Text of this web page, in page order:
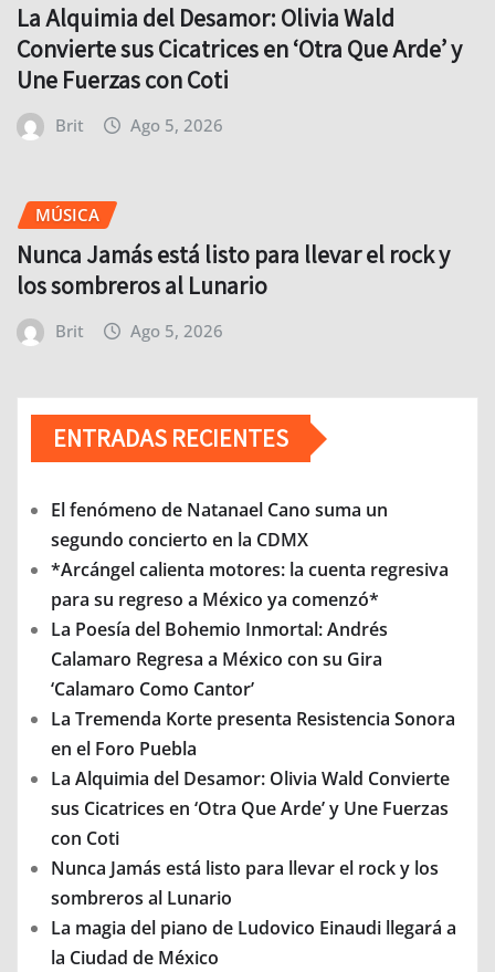
La Alquimia del Desamor: Olivia Wald
Convierte sus Cicatrices en ‘Otra Que Arde’ y
Une Fuerzas con Coti
Brit Ago 5, 2026
MÚSICA
Nunca Jamás está listo para llevar el rock y
los sombreros al Lunario
Brit Ago 5, 2026
ENTRADAS RECIENTES
El fenómeno de Natanael Cano suma un
segundo concierto en la CDMX
*Arcángel calienta motores: la cuenta regresiva
para su regreso a México ya comenzó*
La Poesía del Bohemio Inmortal: Andrés
Calamaro Regresa a México con su Gira
‘Calamaro Como Cantor’
La Tremenda Korte presenta Resistencia Sonora
en el Foro Puebla
La Alquimia del Desamor: Olivia Wald Convierte
sus Cicatrices en ‘Otra Que Arde’ y Une Fuerzas
con Coti
Nunca Jamás está listo para llevar el rock y los
sombreros al Lunario
La magia del piano de Ludovico Einaudi llegará a
la Ciudad de México